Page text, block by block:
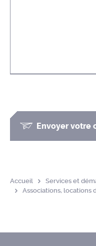
Envoyer votre
Accueil
Services et
Associations, locations